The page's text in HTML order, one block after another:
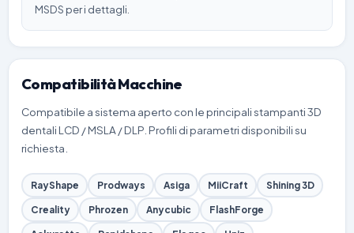
MSDS per i dettagli.
Compatibilità Macchine
Compatibile a sistema aperto con le principali stampanti 3D
dentali LCD / MSLA / DLP. Profili di parametri disponibili su
richiesta.
RayShape Prodways Asiga MiiCraft Shining 3D
Creality Phrozen Anycubic FlashForge